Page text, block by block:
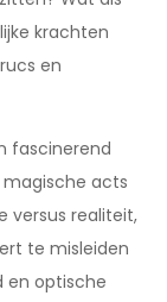
krachten
en
fascinerend
acts
versus realiteit,
te misleiden
en optische